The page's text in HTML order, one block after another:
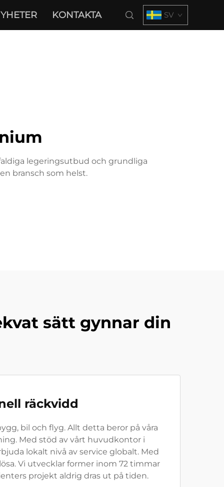
KONTAKTA SV
legeringsutbud och grundliga
bransch som helst.
sätt gynnar din
räckvidd
bil och flyg. Allt detta beror på våra
Med stöd av vårt huvudkontor i
lokalt nivå av service globalt. Med
Vi utvecklar former inom 72 timmar
projekt aldrig dras ut på tiden.